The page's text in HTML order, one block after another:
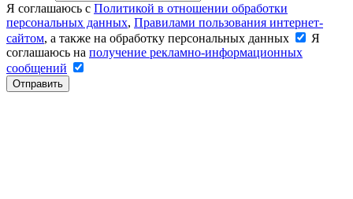
Я соглашаюсь с Политикой в отношении обработки
персональных данных, Правилами пользования интернет-
сайтом, а также на обработку персональных данных
Я
соглашаюсь на получение рекламно-информационных
сообщений
Отправить